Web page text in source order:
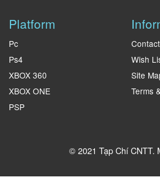
Platform
Pc
Ps4
XBOX 360
XBOX ONE
PSP
Wish
Site
Terms
© 2021 Tạp Chí CNTT.